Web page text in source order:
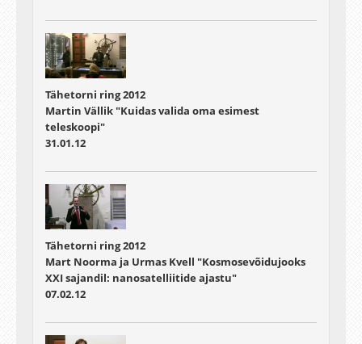
Tähetorni ring 2012
Martin Vällik "Kuidas valida oma esimest
teleskoopi"
31.01.12
Tähetorni ring 2012
Mart Noorma ja Urmas Kvell "Kosmosevõidujooks
XXI sajandil: nanosatelliitide ajastu"
07.02.12